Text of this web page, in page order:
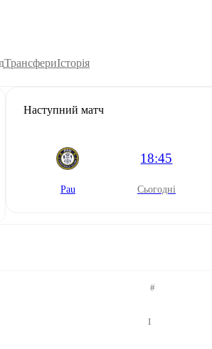
ТрансфериІсторія
Наступний матч
Pau
18:45
сьогодні
#
І